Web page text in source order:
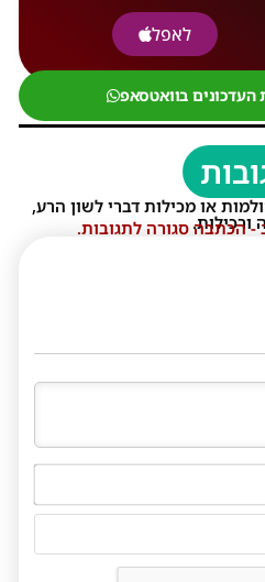
לאפל
בוואטסאפ
או מכילות דברי לשון הרע,
ורכילות.
- הכתבה סגורה לתגובות.
שם*